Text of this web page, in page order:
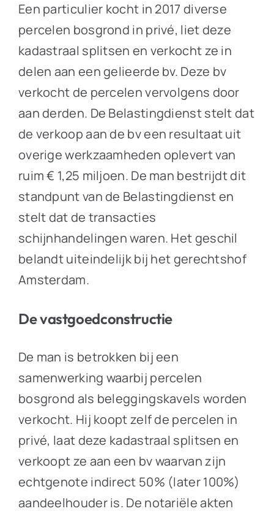
Een particulier kocht in 2017 diverse
percelen bosgrond in privé, liet deze
kadastraal splitsen en verkocht ze in
delen aan een gelieerde bv. Deze bv
verkocht de percelen vervolgens door
aan derden. De Belastingdienst stelt dat
de verkoop aan de bv een resultaat uit
overige werkzaamheden oplevert van
ruim € 1,25 miljoen. De man bestrijdt dit
standpunt van de Belastingdienst en
stelt dat de transacties
schijnhandelingen waren. Het geschil
belandt uiteindelijk bij het gerechtshof
Amsterdam.
De vastgoedconstructie
De man is betrokken bij een
samenwerking waarbij percelen
bosgrond als beleggingskavels worden
verkocht. Hij koopt zelf de percelen in
privé, laat deze kadastraal splitsen en
verkoopt ze aan een bv waarvan zijn
echtgenote indirect 50% (later 100%)
aandeelhouder is. De notariële akten